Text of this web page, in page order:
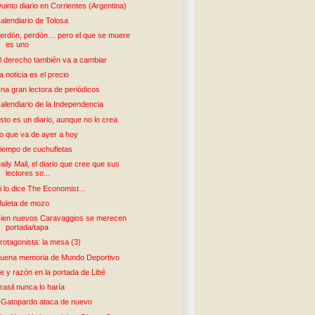
diario en Corrientes (Argentina)
de Tolosa
perdón… pero el que se muere
es uno
derecho también va a cambiar
noticia es el precio
gran lectora de periódicos
de la Independencia
es un diario, aunque no lo crea
que va de ayer a hoy
de cuchufletas
Mail, el diario que cree que sus
lectores so...
lo dice The Economist…
de mozo
nuevos Caravaggios se merecen
portada/tapa
la mesa (3)
memoria de Mundo Deportivo
y razón en la portada de Libé
nunca lo haría
Il Gatopardo ataca de nuevo